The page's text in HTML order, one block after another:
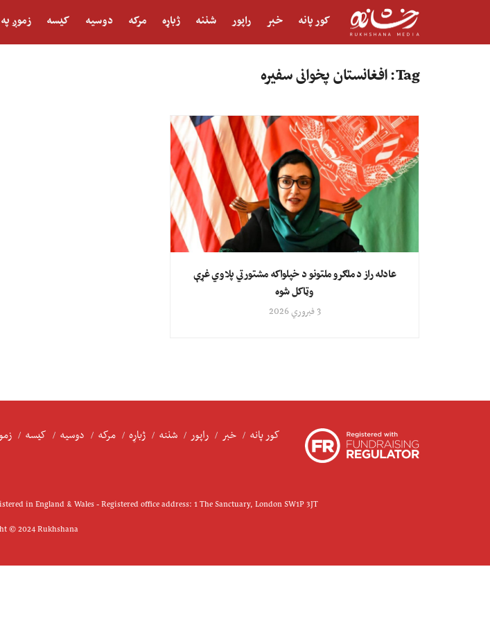
کور پانه خبر راپور شننه ژباړه مرکه دوسیه کیسه زموږ
Tag: افغانستان پخوانی سفیره
عادله راز د ملګرو ملتونو د خپلواکه مشتورتي پلاوي غړې
وټاکل شوه
3 فبروري 2026
کور پانه خبر راپور شننه ژباړه مرکه دوسیه کیسه
in England & Wales - Registered office address: 1 The Sanctuary, London SW1P 3JT
© 2024 Rukhshana